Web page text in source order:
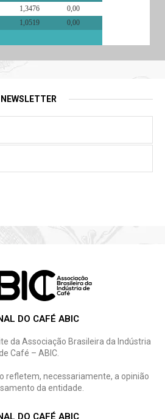
1,3476
0,00
1,0519
0,00
NEWSLETTER
DO CAFÉ ABIC
da Associação Brasileira da Indústria
de Café – ABIC.
refletem, necessariamente, a opinião
da entidade.